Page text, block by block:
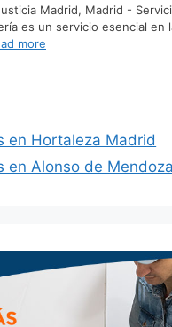
Madrid, Madrid -
es un servicio esencial en
more
en Hortaleza Madrid
en Alonso de